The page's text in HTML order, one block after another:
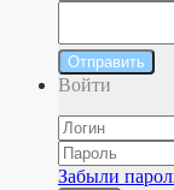
Отправить
Войти
Забыли